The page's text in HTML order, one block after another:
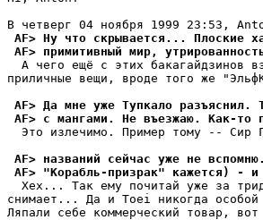
AF> Ну что скрывается... Плоские
AF> примитивный мир,
А чего ещё с этих бакагайдзинов
приличные вещи, вроде того же
AF> Да мне уже Тупкало разъяснил.
AF> с мангами. Не въезжаю. Как-то
Это излечимо. Пример тому -- Сир
AF> названий сейчас уже не
AF> "Корабль-призрак" кажется) -
Хех... Так ему почитай уже за
снимает... Да и Toei никогда особой
Ляпали себе коммерческий товар,